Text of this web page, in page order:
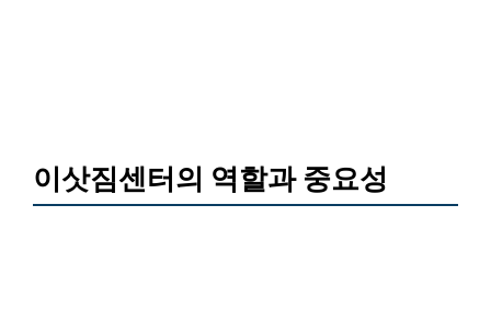
이삿짐센터의 역할과 중요성